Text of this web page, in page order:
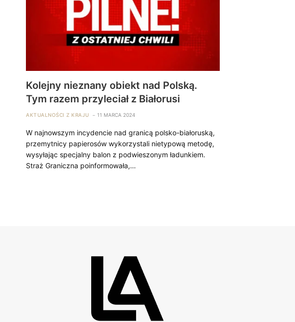
Kolejny nieznany obiekt nad Polską.
Tym razem przyleciał z Białorusi
AKTUALNOŚCI Z KRAJU 11 MARCA 2024
W najnowszym incydencie nad granicą polsko-białoruską,
przemytnicy papierosów wykorzystali nietypową metodę,
wysyłając specjalny balon z podwieszonym ładunkiem.
Straż Graniczna poinformowała,…